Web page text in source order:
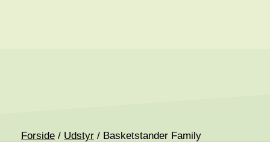
Forside / Udstyr / Basketstander Family